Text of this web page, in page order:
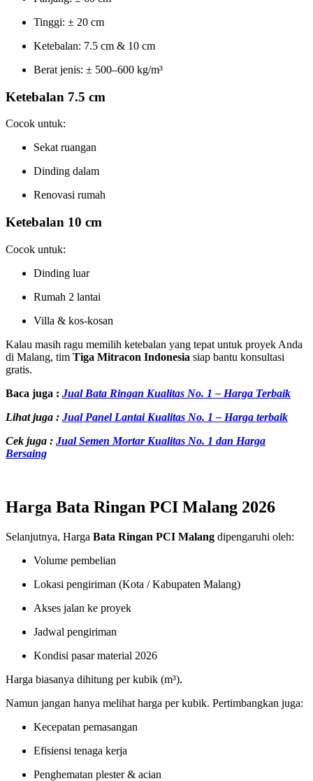
Tinggi: ± 20 cm
Ketebalan: 7.5 cm & 10 cm
Berat jenis: ± 500–600 kg/m³
Ketebalan 7.5 cm
Cocok untuk:
Sekat ruangan
Dinding dalam
Renovasi rumah
Ketebalan 10 cm
Cocok untuk:
Dinding luar
Rumah 2 lantai
Villa & kos-kosan
Kalau masih ragu memilih ketebalan yang tepat untuk proyek Anda
di Malang, tim Tiga Mitracon Indonesia siap bantu konsultasi
gratis.
Baca juga : Jual Bata Ringan Kualitas No. 1 – Harga Terbaik
Lihat juga : Jual Panel Lantai Kualitas No. 1 – Harga terbaik
Cek juga : Jual Semen Mortar Kualitas No. 1 dan Harga
Bersaing
Harga Bata Ringan PCI Malang 2026
Selanjutnya, Harga Bata Ringan PCI Malang dipengaruhi oleh:
Volume pembelian
Lokasi pengiriman (Kota / Kabupaten Malang)
Akses jalan ke proyek
Jadwal pengiriman
Kondisi pasar material 2026
Harga biasanya dihitung per kubik (m³).
Namun jangan hanya melihat harga per kubik. Pertimbangkan juga:
Kecepatan pemasangan
Efisiensi tenaga kerja
Penghematan plester & acian